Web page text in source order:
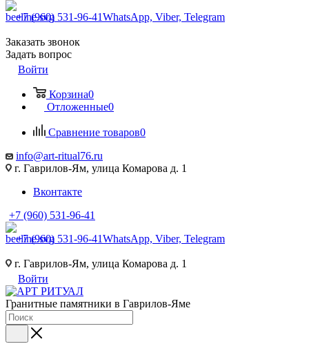
+7 (960) 531-96-41WhatsApp, Viber, Telegram
Заказать звонок
Задать вопрос
Войти
Корзина0
Отложенные0
Сравнение товаров0
info@art-ritual76.ru
г. Гаврилов-Ям, улица Комарова д. 1
Вконтакте
+7 (960) 531-96-41
+7 (960) 531-96-41WhatsApp, Viber, Telegram
г. Гаврилов-Ям, улица Комарова д. 1
Войти
Гранитные памятники в Гаврилов-Яме